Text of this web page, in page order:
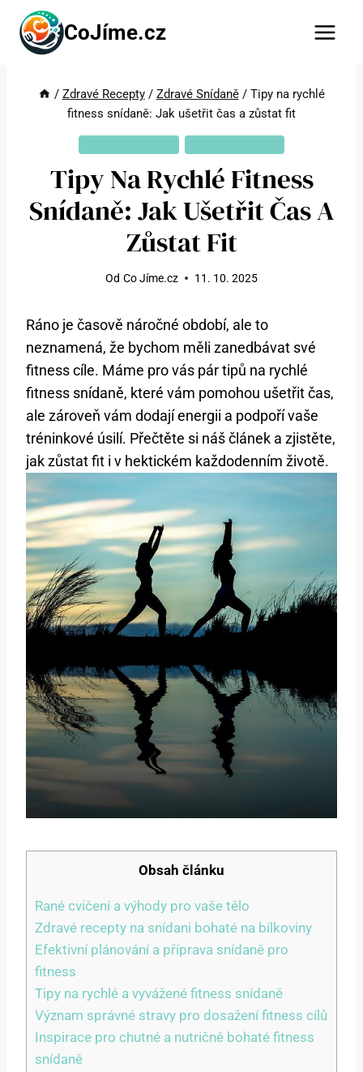
Přeskočit
obsah
CoJíme.cz
/ Zdravé Recepty / Zdravé Snídaně / Tipy na rychlé
fitness snídaně: Jak ušetřit čas a zůstat fit
Tipy Na Rychlé Fitness
Snídaně: Jak Ušetřit Čas A
Zůstat Fit
Od Co Jíme.cz 11. 10. 2025
Ráno je časově náročné období, ale to
neznamená, že bychom měli zanedbávat své
fitness cíle. Máme pro vás pár tipů na rychlé
fitness snídaně, které vám pomohou ušetřit čas,
ale zároveň vám dodají energii a podpoří vaše
tréninkové úsilí. Přečtěte si náš článek a zjistěte,
jak zůstat fit i v hektickém každodenním životě.
Obsah článku
Rané cvičení a výhody pro vaše tělo
Zdravé recepty na snídani bohaté na bílkoviny
Efektivní plánování a příprava snídaně pro
fitness
Tipy na rychlé a vyvážené fitness snídaně
Význam správné stravy pro dosažení fitness cílů
Inspirace pro chutné a nutričně bohaté fitness
snídaně